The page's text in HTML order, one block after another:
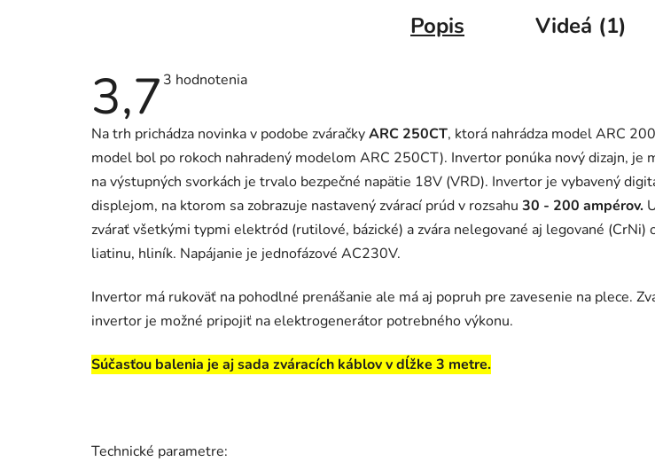
Popis Videá (1)
3,7 Priemerné
3,7
5
hviezdičiek.
3 hodnotenia
Na trh prichádza novinka v podobe zváračkyARC 250CT, ktorá nahrádza model ARC
model bol po rokoch nahradený modelom ARC 250CT). Invertor ponúka nový dizajn, je
na výstupných svorkách je trvalo bezpečné napätie 18V (VRD). Invertor je vybavený
displejom, na ktorom sa zobrazuje nastavený zvárací prúd v rozsahu 30 - 200 ampérov.
zvárať všetkými typmi elektród (rutilové, bázické) a zvára nelegované aj legované (CrNi)
liatinu, hliník. Napájanie je jednofázové AC230V.
Invertor má rukoväť na pohodlné prenášanie ale má aj popruh pre zavesenie na plece.
invertor je možné pripojiť na elektrogenerátor potrebného výkonu.
Súčasťou balenia je aj sada zváracích káblov v dĺžke 3 metre.
Technické parametre: